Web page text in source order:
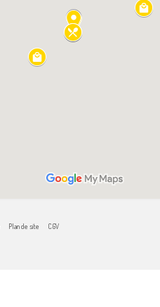
Plan de site CGV